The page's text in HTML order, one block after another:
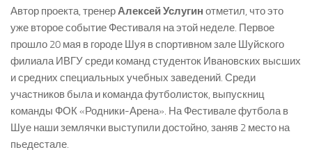
Автор проекта, тренерАлексей Услугин отметил, что это
уже второе событие Фестиваля на этой неделе. Первое
прошло 20 мая в городе Шуя в спортивном зале Шуйского
филиала ИВГУ среди команд студенток Ивановских высших
и средних специальных учебных заведений. Среди
участников была и команда футболисток, выпускниц
команды ФОК «Родники-­Арена». На Фестивале футбола в
Шуе наши землячки выступили достойно, заняв 2 место на
пьедестале.